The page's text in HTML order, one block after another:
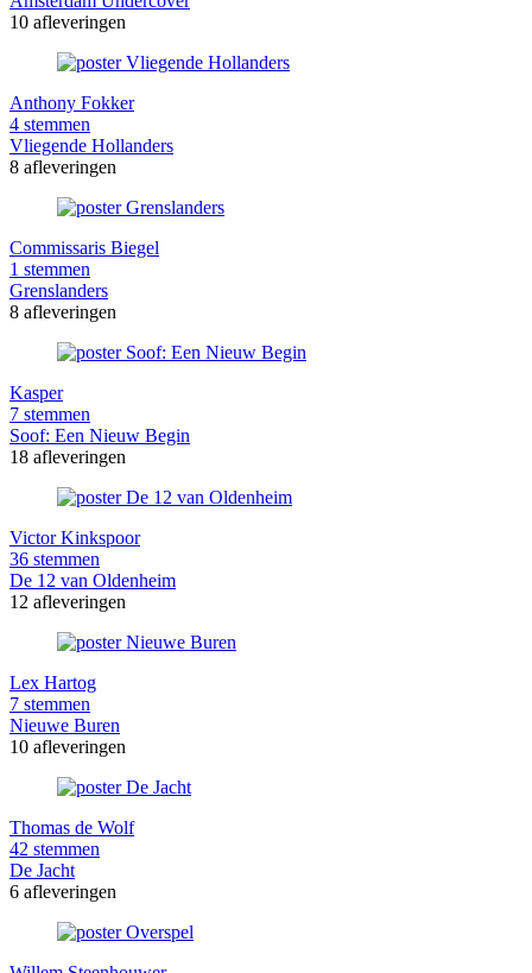
10 afleveringen
Anthony Fokker
4 stemmen
Vliegende Hollanders
8 afleveringen
Commissaris Biegel
1 stemmen
Grenslanders
8 afleveringen
Kasper
7 stemmen
Soof: Een Nieuw Begin
18 afleveringen
Victor Kinkspoor
36 stemmen
De 12 van Oldenheim
12 afleveringen
Lex Hartog
7 stemmen
Nieuwe Buren
10 afleveringen
Thomas de Wolf
42 stemmen
De Jacht
6 afleveringen